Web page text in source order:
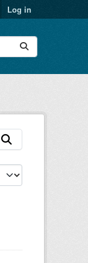
Log in